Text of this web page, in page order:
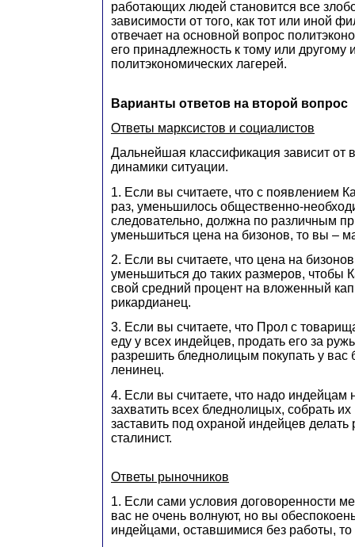
работающих людей становится все
зависимости от того, как тот или иной
отвечает на основной вопрос
его принадлежность к тому или другому
политэкономических лагерей.
Варианты ответов на второй вопрос
Ответы марксистов и социалистов
Дальнейшая классификация зависит от
динамики ситуации.
1. Если вы считаете, что с появлением
раз, уменьшилось общественно-
следовательно, должна по различным
уменьшиться цена на бизонов, то вы –
2. Если вы считаете, что цена на
уменьшиться до таких размеров, чтобы
свой средний процент на вложенный
рикардианец.
3. Если вы считаете, что Прол с
еду у всех индейцев, продать его за
разрешить бледнолицым покупать у вас
ленинец.
4. Если вы считаете, что надо индейцам
захватить всех бледнолицых, собрать
заставить под охраной индейцев делать
сталинист.
Ответы рыночников
1. Если сами условия договоренности
вас не очень волнуют, но вы
индейцами, оставшимися без работы,